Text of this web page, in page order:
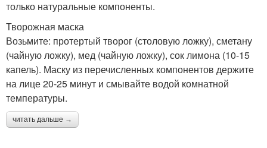
только натуральные компоненты.
Творожная маска
Возьмите: протертый творог (столовую ложку), сметану
(чайную ложку), мед (чайную ложку), сок лимона (10-15
капель). Маску из перечисленных компонентов держите
на лице 20-25 минут и смывайте водой комнатной
температуры.
читать дальше →